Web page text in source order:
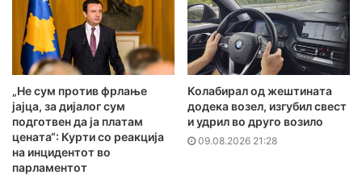
„Не сум против фрлање
јајца, за дијалог сум
подготвен да ја платам
цената“: Курти со реакција
на инцидентот во
парламентот
Колабирал од жештината
додека возел, изгубил свест
и удрил во друго возило
09.08.2026 21:28